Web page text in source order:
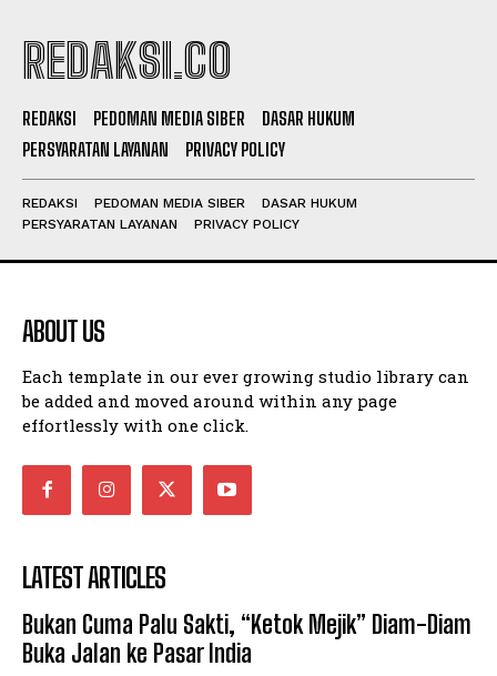
REDAKSI.CO
REDAKSI PEDOMAN MEDIA SIBER
DASAR HUKUM
PERSYARATAN LAYANAN
PRIVACY POLICY
REDAKSI PEDOMAN MEDIA SIBER
DASAR HUKUM
PERSYARATAN LAYANAN
PRIVACY POLICY
ABOUT US
Each template in our ever growing studio library can
be added and moved around within any page
effortlessly with one click.
LATEST ARTICLES
Bukan Cuma Palu Sakti, “Ketok Mejik” Diam-Diam
Buka Jalan ke Pasar India